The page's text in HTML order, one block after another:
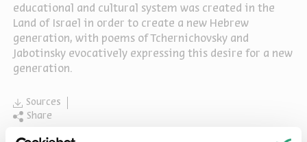
educational and cultural system was created in the
Land of Israel in order to create a new Hebrew
generation, with poems of Tchernichovsky and
Jabotinsky evocatively expressing this desire for a new
generation.
Sources
Share